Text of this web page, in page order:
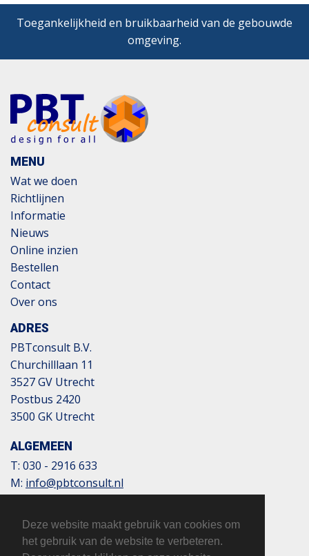
Deze website maakt gebruik van cookies om
het gebruik van de website te verbeteren.
Toegankelijkheid en bruikbaarheid van de gebouwde
omgeving.
MENU
Wat we doen
Richtlijnen
Informatie
Nieuws
Online inzien
Bestellen
Contact
Over ons
ADRES
PBTconsult B.V.
Churchilllaan 11
3527 GV Utrecht
Postbus 2420
3500 GK Utrecht
ALGEMEEN
T: 030 - 2916 633
M: info@pbtconsult.nl
BTW: 817124305B01
KvK: 32110854